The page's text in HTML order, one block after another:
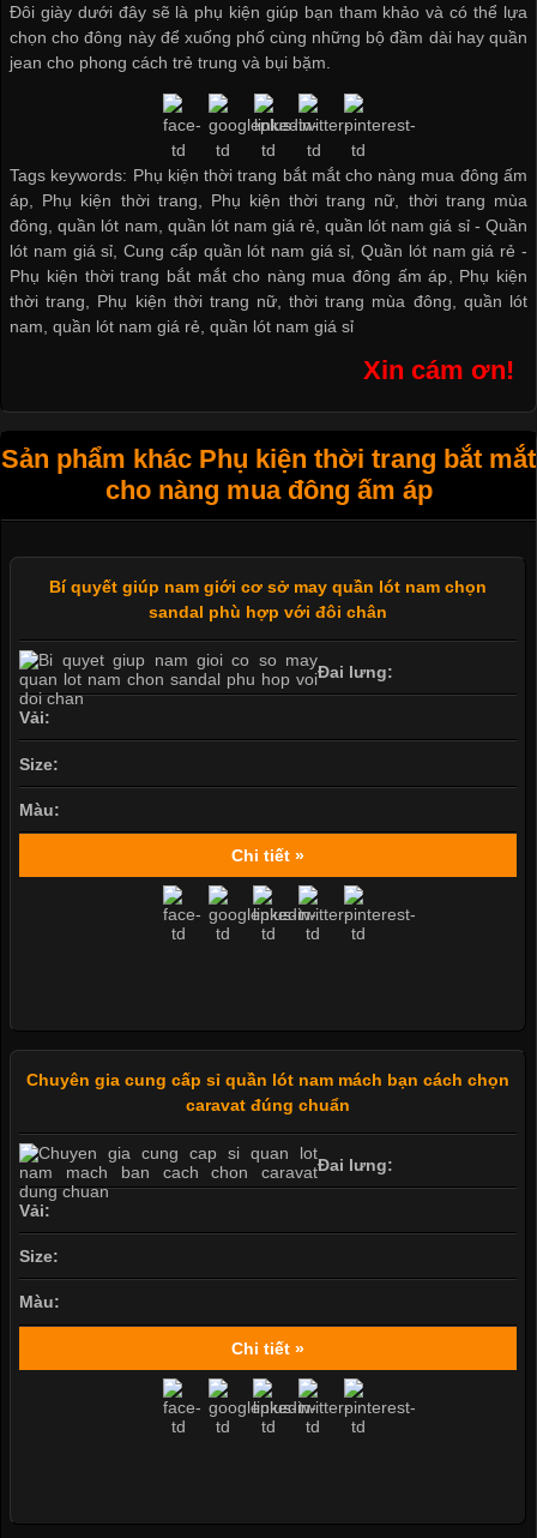
Đôi giày dưới đây sẽ là phụ kiện giúp bạn tham khảo và có thể lựa
chọn cho đông này để xuống phố cùng những bộ đầm dài hay quần
jean cho phong cách trẻ trung và bụi bặm.
Tags keywords: Phụ kiện thời trang bắt mắt cho nàng mua đông ấm
áp, Phụ kiện thời trang, Phụ kiện thời trang nữ, thời trang mùa
đông, quần lót nam, quần lót nam giá rẻ, quần lót nam giá sỉ - Quần
lót nam giá sỉ ,Cung cấp quần lót nam giá sỉ ,Quần lót nam giá rẻ -
Phụ kiện thời trang bắt mắt cho nàng mua đông ấm áp
Phụ kiện
thời trang
Phụ kiện thời trang nữ ,thời trang mùa đông
quần lót
nam ,quần lót nam giá rẻ ,quần lót nam giá sỉ
Xin cám ơn!
Sản phẩm khác Phụ kiện thời trang bắt mắt
cho nàng mua đông ấm áp
Bí quyết giúp nam giới cơ sở may quần lót nam chọn
sandal phù hợp với đôi chân
Đai lưng:
Vải:
Size:
Màu:
Chi tiết »
Chuyên gia cung cấp sỉ quần lót nam mách bạn cách chọn
caravat đúng chuẩn
Đai lưng:
Vải:
Size:
Màu:
Chi tiết »